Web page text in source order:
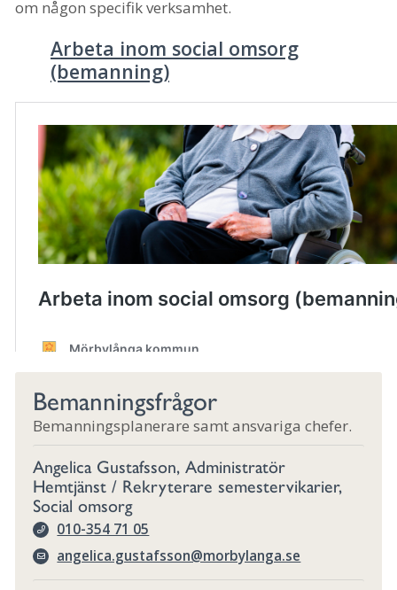
om någon specifik verksamhet.
Arbeta inom social omsorg
(bemanning)
Bemanningsfrågor
Bemanningsplanerare samt ansvariga chefer.
Angelica Gustafsson, Administratör
Hemtjänst / Rekryterare semestervikarier,
Social omsorg
010-354 71 05
angelica.gustafsson@morbylanga.se